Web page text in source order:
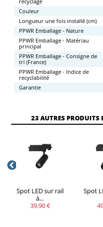
Couleur
Longueur une fois installé (cm)
PPWR Emballage - Nature
PPWR Emballage - Matériau
principal
PPWR Emballage - Consigne de
tri (France)
PPWR Emballage - Indice de
recyclabilité
Garantie
23 AUTRES PRODUITS
Spot LED sur rail
à...
39,90 €
Spot